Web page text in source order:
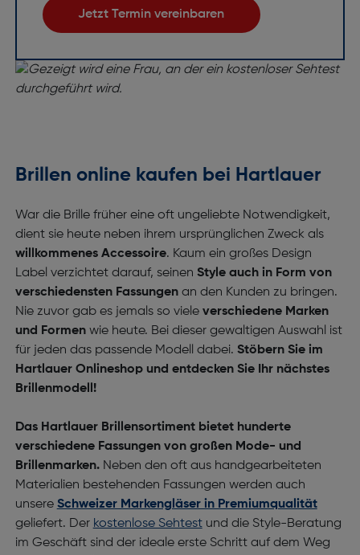
Jetzt Termin vereinbaren
Brillen online kaufen bei Hartlauer
War die Brille früher eine oft ungeliebte Notwendigkeit,
dient sie heute neben ihrem ursprünglichen Zweck als
willkommenes Accessoire. Kaum ein großes Design
Label verzichtet darauf, seinen Style auch in Form von
verschiedensten Fassungenan den Kunden zu bringen.
Nie zuvor gab es jemals so viele verschiedene Marken
und Formenwie heute. Bei dieser gewaltigen Auswahl ist
für jeden das passende Modell dabei. Stöbern Sie im
Hartlauer Onlineshop und entdecken Sie Ihr nächstes
Brillenmodell!
Das Hartlauer Brillensortiment bietet hunderte
verschiedene Fassungen von großen Mode- und
Brillenmarken.Neben den oft aus handgearbeiteten
Materialien bestehenden Fassungen werden auch
unsere Schweizer Markengläser in Premiumqualität
geliefert. Der kostenlose Sehtestund die Style-Beratung
im Geschäft sind der ideale erste Schritt auf dem Weg